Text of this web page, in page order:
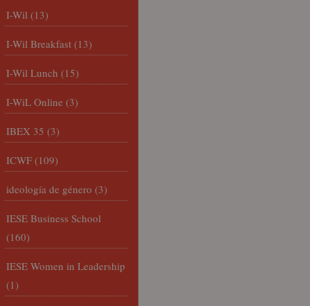
I-Wil (13)
I-Wil Breakfast (13)
I-Wil Lunch (15)
I-WiL Online (3)
IBEX 35 (3)
ICWF (109)
ideología de género (3)
IESE Business School
(160)
IESE Women in Leadership
(1)